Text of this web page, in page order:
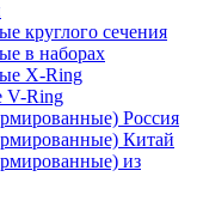
круглого сечения
в наборах
Х-Ring
V-Ring
Россия
Китай
из